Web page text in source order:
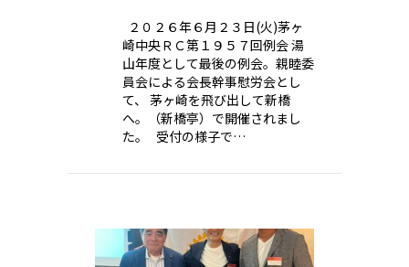
２０２６年６月２３日(火)茅ヶ
崎中央ＲＣ第１９５７回例会 湯
山年度として最後の例会。親睦委
員会による会長幹事慰労会とし
て、 茅ヶ崎を飛び出して新橋
へ。（新橋亭）で開催されまし
た。 受付の様子で…